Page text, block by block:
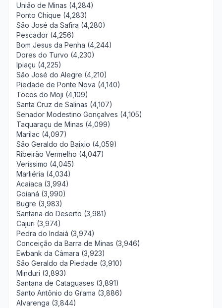
União de Minas (4,284)
Ponto Chique (4,283)
São José da Safira (4,280)
Pescador (4,256)
Bom Jesus da Penha (4,244)
Dores do Turvo (4,230)
Ipiaçu (4,225)
São José do Alegre (4,210)
Piedade de Ponte Nova (4,140)
Tocos do Moji (4,109)
Santa Cruz de Salinas (4,107)
Senador Modestino Gonçalves (4,105)
Taquaraçu de Minas (4,099)
Marilac (4,097)
São Geraldo do Baixio (4,059)
Ribeirão Vermelho (4,047)
Veríssimo (4,045)
Marliéria (4,034)
Acaiaca (3,994)
Goianá (3,990)
Bugre (3,983)
Santana do Deserto (3,981)
Cajuri (3,974)
Pedra do Indaiá (3,974)
Conceição da Barra de Minas (3,946)
Ewbank da Câmara (3,923)
São Geraldo da Piedade (3,910)
Minduri (3,893)
Santana de Cataguases (3,891)
Santo Antônio do Grama (3,886)
Alvarenga (3,844)